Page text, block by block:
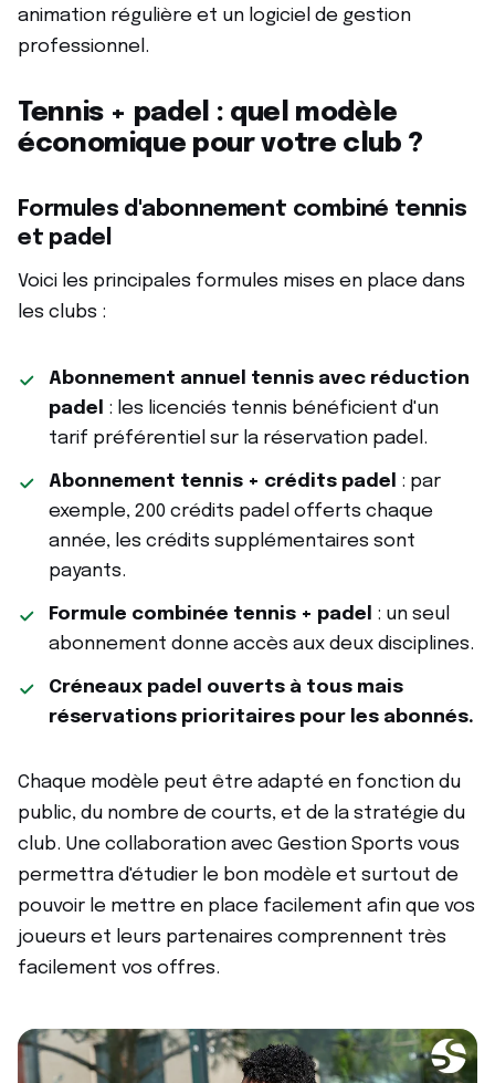
animation régulière et un logiciel de gestion
professionnel.
Tennis + padel : quel modèle
économique pour votre club ?
Formules d'abonnement combiné tennis
et padel
Voici les principales formules mises en place dans
les clubs :
Abonnement annuel tennis avec réduction
padel
: les licenciés tennis bénéficient d'un
tarif préférentiel sur la réservation padel.
Abonnement tennis + crédits padel
: par
exemple, 200 crédits padel offerts chaque
année, les crédits supplémentaires sont
payants.
Formule combinée tennis + padel
: un seul
abonnement donne accès aux deux disciplines.
Créneaux padel ouverts à tous mais
réservations prioritaires pour les abonnés.
Chaque modèle peut être adapté en fonction du
public, du nombre de courts, et de la stratégie du
club. Une collaboration avec Gestion Sports vous
permettra d'étudier le bon modèle et surtout de
pouvoir le mettre en place facilement afin que vos
joueurs et leurs partenaires comprennent très
facilement vos offres.